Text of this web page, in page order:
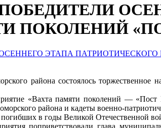
ПОКОЛЕНИЙ
района состоялось
«Вахта памяти поколений —
района и кадеты военно-
погибших в годы Великой Отечественной
поприветствовали глава